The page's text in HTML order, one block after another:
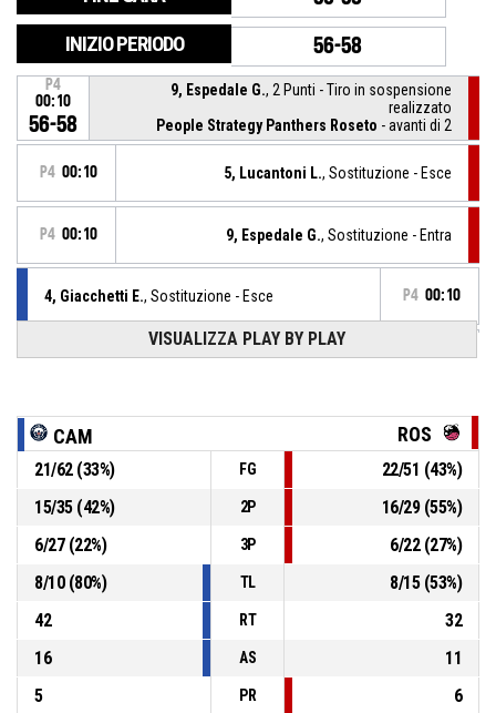
INIZIO PERIODO 56-58
P4
00:10
56-58
9, Espedale G., 2 Punti - Tiro in sospensione
realizzato
People Strategy Panthers Roseto - avanti di 2
P4 00:10 5, Lucantoni L., Sostituzione - Esce
P4 00:10 9, Espedale G., Sostituzione - Entra
4, Giacchetti E., Sostituzione - Esce P4 00:10
2, Pastrello S., Sostituzione - Entra P4 00:10
4, Giacchetti E., Assist P4 00:17
20, Madera S.
realizzato
La Molisana Magnolia Campobasso
P4
00:17
56-
56
Timeout Pieno 00:18
VISUALIZZA PLAY BY PLAY
CAM ROS
21/62(33%) FG 22/51 (43%)
15/35(42%) 2P 16/29(55%)
6/27(22%) 3P 6/22(27%)
8/10(80%) TL 8/15(53%)
42
RT
32
16
AS
11
5
PR
6